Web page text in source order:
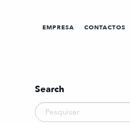
EMPRESA CONTACTOS
Search